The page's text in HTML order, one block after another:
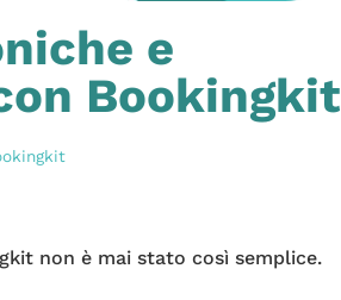
e
Bookingkit
non è mai stato così semplice.